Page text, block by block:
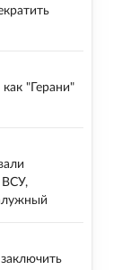
"Герани"
ВСУ,